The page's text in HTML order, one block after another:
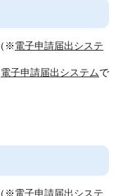
（※電子申請届出システ
電子申請届出システムで
（※電子申請届出システ